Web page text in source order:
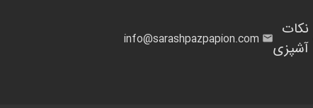
نکات
آشپزی
info@sarashpazpapion.com